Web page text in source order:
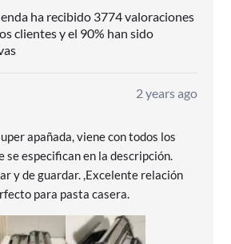
ha recibido 3774 valoraciones
clientes y el 90% han sido
2 years ago
apañada, viene con todos los
se especifican en la descripción.
y de guardar. ,Excelente relación
para pasta casera.